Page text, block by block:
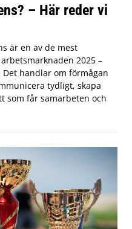
– Här reder vi
är en av de mest
2025 –
handlar om förmågan
tydligt, skapa
som får samarbeten och